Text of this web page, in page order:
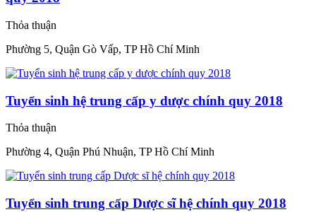
Thỏa thuận
Phường 5, Quận Gò Vấp, TP Hồ Chí Minh
Tuyển sinh hệ trung cấp y dược chính quy 2018
Thỏa thuận
Phường 4, Quận Phú Nhuận, TP Hồ Chí Minh
Tuyển sinh trung cấp Dược sĩ hệ chính quy 2018